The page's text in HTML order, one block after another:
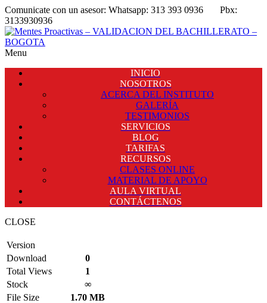
Comunicate con un asesor: Whatsapp: 313 393 0936 Pbx:
3133930936
Menu
INICIO
NOSOTROS
ACERCA DEL INSTITUTO
GALERÍA
TESTIMONIOS
SERVICIOS
BLOG
TARIFAS
RECURSOS
CLASES ONLINE
MATERIAL DE APOYO
AULA VIRTUAL
CONTÁCTENOS
CLOSE
Version
Download
0
Total Views
1
Stock
∞
File Size
1.70 MB